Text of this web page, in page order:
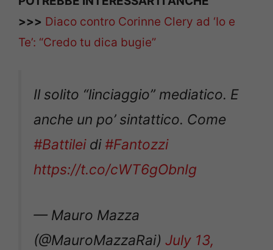
>>> Diaco contro Corinne Clery ad ‘Io e
Te’: “Credo tu dica bugie”
Il solito “linciaggio” mediatico. E
anche un po’ sintattico. Come
#Battileidi #Fantozzi
https://t.co/cWT6gObnIg
— Mauro Mazza
(@MauroMazzaRai) July 13,